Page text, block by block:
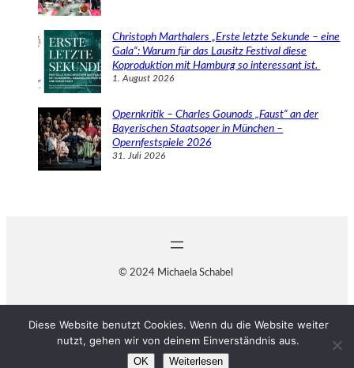
Christoph Marthalers „Erste letzte Sekunde – eine
Gala“: Warum für das Lausitz Festival diese
Koproduktion mit Hamburg so interessant ist.
1. August 2026
Opernkritik – Charles Gounods „Faust“ an der
Bayerischen Staatsoper in München –
Opernfestspiele 2026
31. Juli 2026
© 2024 Michaela Schabel
Diese Website benutzt Cookies. Wenn du die Website weiter
nutzt, gehen wir von deinem Einverständnis aus.
OK Weiterlesen